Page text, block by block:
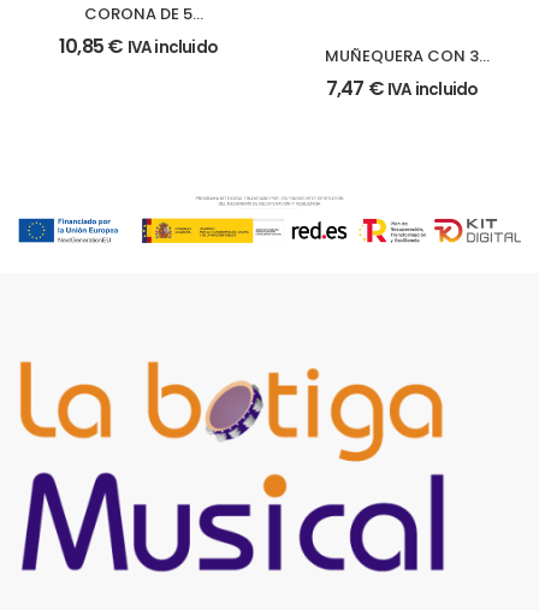
CORONA DE 5
CASCABELES
10,85€ IVA incluido
MUÑEQUERA CON 3
CASCABELES
7,47 € IVA incluido